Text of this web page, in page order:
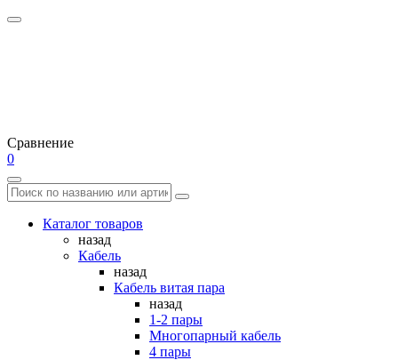
Сравнение
0
Каталог товаров
назад
Кабель
назад
Кабель витая пара
назад
1-2 пары
Многопарный кабель
4 пары